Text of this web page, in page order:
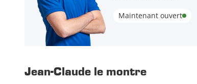
Maintenant ouvert
Jean-Claude le montre